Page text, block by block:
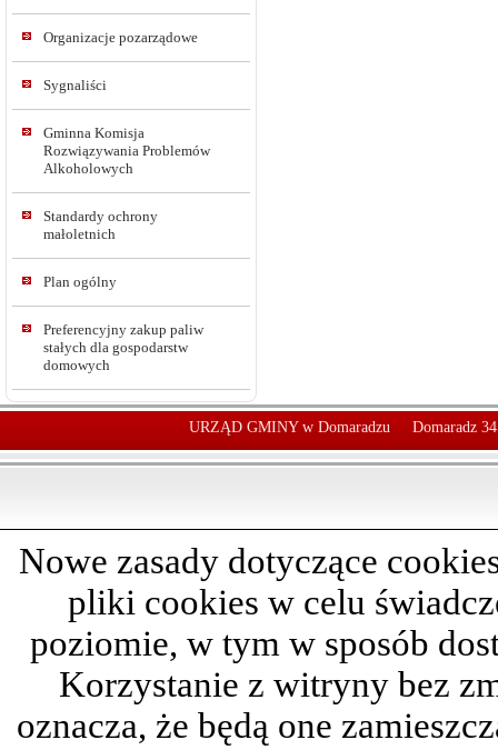
Organizacje pozarządowe
Sygnaliści
Gminna Komisja
Rozwiązywania Problemów
Alkoholowych
Standardy ochrony
małoletnich
Plan ogólny
Preferencyjny zakup paliw
stałych dla gospodarstw
domowych
URZĄD GMINY w Domaradzu Domaradz
Nowe zasady dotyczące
pliki cookies w celu
poziomie, w tym w sposób
Korzystanie z witryny bez
oznacza, że będą one